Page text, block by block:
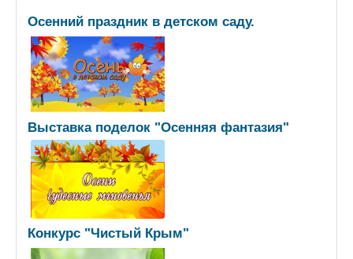
Осенний праздник в детском саду.
Выставка поделок "Осенняя фантазия"
Конкурс "Чистый Крым"